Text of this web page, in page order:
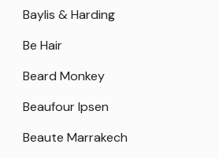
Baylis & Harding
Be Hair
Beard Monkey
Beaufour Ipsen
Beaute Marrakech